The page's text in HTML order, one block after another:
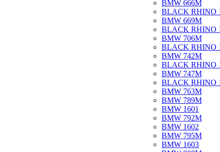
BMW 666M
BLACK RHINO
BMW 669M
BLACK RHINO
BMW 706M
BLACK RHINO
BMW 742M
BLACK RHINO
BMW 747M
BLACK RHINO
BMW 763M
BMW 789M
BMW 1601
BMW 792M
BMW 1602
BMW 795M
BMW 1603